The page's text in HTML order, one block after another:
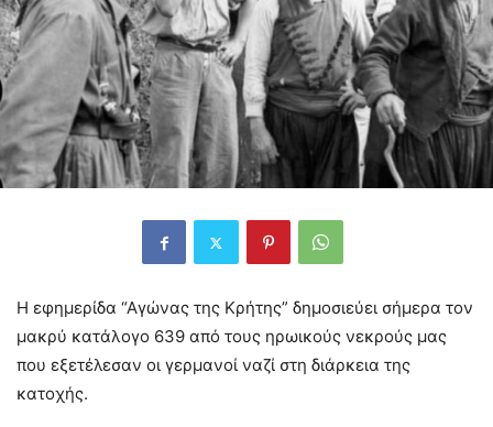
Η εφημερίδα “Αγώνας της Κρήτης” δημοσιεύει σήμερα τον
μακρύ κατάλογο 639 από τους ηρωικούς νεκρούς μας
που εξετέλεσαν οι γερμανοί ναζί στη διάρκεια της
κατοχής.